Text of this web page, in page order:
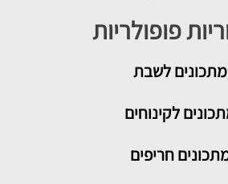
פופולריות
מתכוניםלשבת
לקינוחים
חריפים